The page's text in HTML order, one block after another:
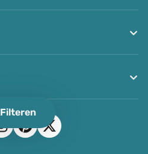
Filteren